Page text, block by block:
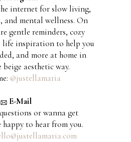
internet for slow living,
mental wellness. On
gentle reminders, cozy
life inspiration to help you
and more at home in
aesthetic way.
@justellamaria
E-Mail
or wanna get
happy to hear from you.